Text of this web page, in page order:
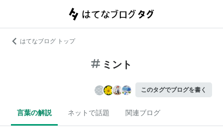
はてなブログ トップ
ミント
このタグでブログを書く
言葉の解説 ネットで話題 関連ブログ